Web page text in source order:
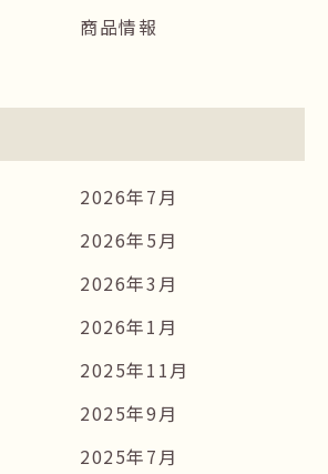
商品情報
2026年7月
2026年5月
2026年3月
2026年1月
2025年11月
2025年9月
2025年7月